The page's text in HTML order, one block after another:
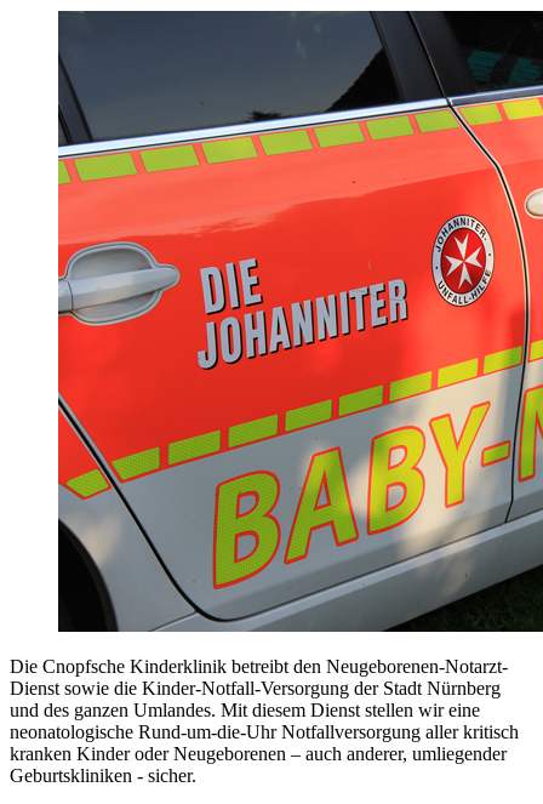
Die Cnopfsche Kinderklinik betreibt den Neugeborenen-Notarzt-
Dienst sowie die Kinder-Notfall-Versorgung der Stadt Nürnberg
und des ganzen Umlandes. Mit diesem Dienst stellen wir eine
neonatologische Rund-um-die-Uhr Notfallversorgung aller kritisch
kranken Kinder oder Neugeborenen – auch anderer, umliegender
Geburtskliniken - sicher.